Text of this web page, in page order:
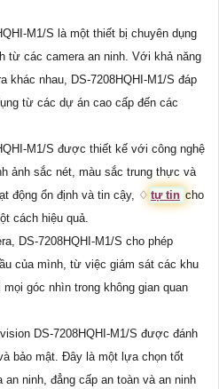
M1/S là một thiết bị chuyên dụng
từ các camera an ninh. Với khả năng
khác nhau, DS-7208HQHI-M1/S đáp
từ các dự án cao cấp đến các
M1/S được thiết kế với công nghệ
ảnh sắc nét, màu sắc trung thực và
động ổn định và tin cậy, ♢ tự tin cho
cách hiệu quả.
DS-7208HQHI-M1/S cho phép
của mình, từ việc giám sát các khu
góc nhìn trong không gian quan
DS-7208HQHI-M1/S được đánh
bảo mật. Đây là một lựa chọn tốt
ninh, đẳng cấp an toàn và an ninh